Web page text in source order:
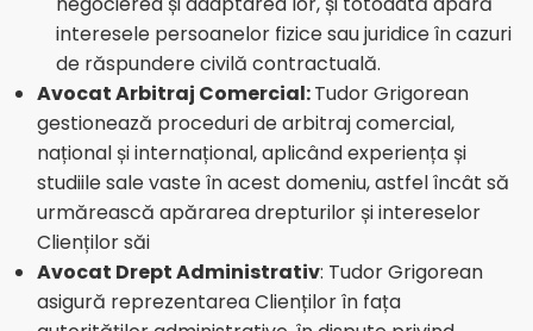
interesele persoanelor fizice sau juridice în cazuri
de răspundere civilă contractuală.
Avocat Arbitraj Comercial:Tudor Grigorean
gestionează proceduri de arbitraj comercial,
național și internațional, aplicând experiența și
studiile sale vaste în acest domeniu, astfel încât să
urmărească apărarea drepturilor și intereselor
Clienților săi
Avocat Drept Administrativ: Tudor Grigorean
asigură reprezentarea Clienților în fața